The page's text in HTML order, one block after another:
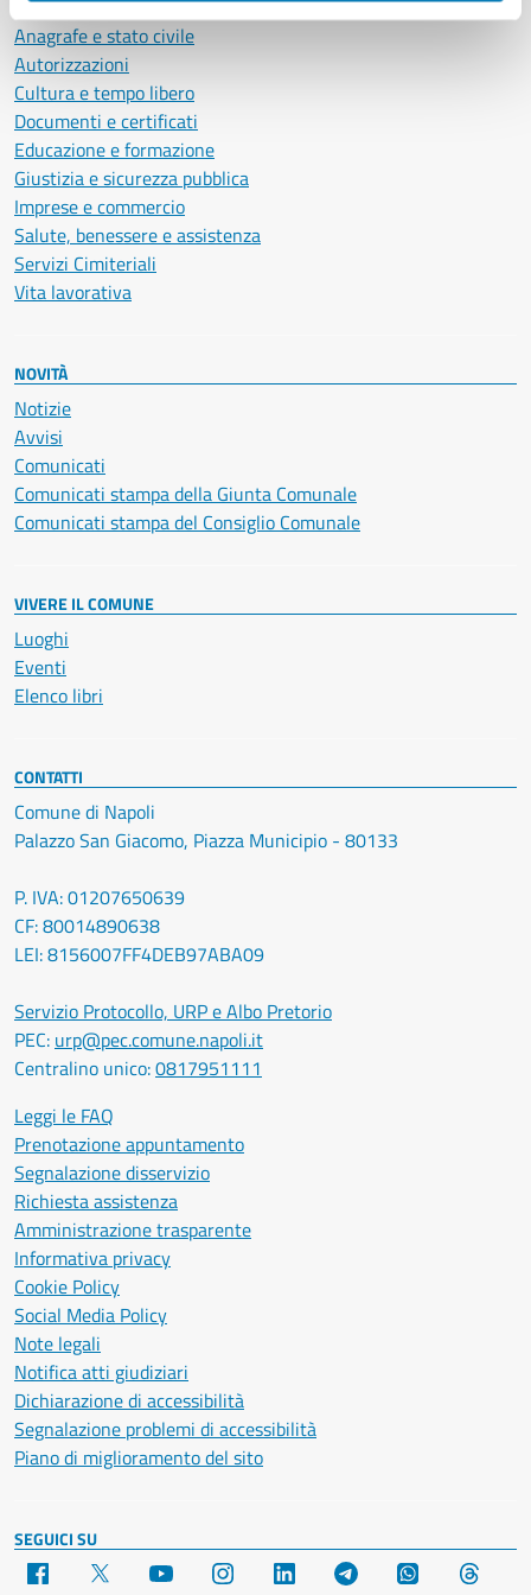
Ambiente
Anagrafe e stato civile
Autorizzazioni
Cultura e tempo libero
Documenti e certificati
Educazione e formazione
Giustizia e sicurezza pubblica
Imprese e commercio
Salute, benessere e assistenza
Servizi Cimiteriali
Vita lavorativa
NOVITÀ
Notizie
Avvisi
Comunicati
Comunicati stampa della Giunta Comunale
Comunicati stampa del Consiglio Comunale
VIVERE IL COMUNE
Luoghi
Eventi
Elenco libri
CONTATTI
Comune di Napoli
Palazzo San Giacomo, Piazza Municipio - 80133
P. IVA: 01207650639
CF: 80014890638
LEI: 8156007FF4DEB97ABA09
Servizio Protocollo, URP e Albo Pretorio
PEC: urp@pec.comune.napoli.it
Centralino unico:0817951111
Leggi le FAQ
Prenotazione appuntamento
Segnalazione disservizio
Richiesta assistenza
Amministrazione trasparente
Informativa privacy
Cookie Policy
Social Media Policy
Note legali
Notifica atti giudiziari
Dichiarazione di accessibilità
Segnalazione problemi di accessibilità
Piano di miglioramento del sito
SEGUICI SU
Facebook YouTube Instagram LinkedIn Telegram WhatsApp